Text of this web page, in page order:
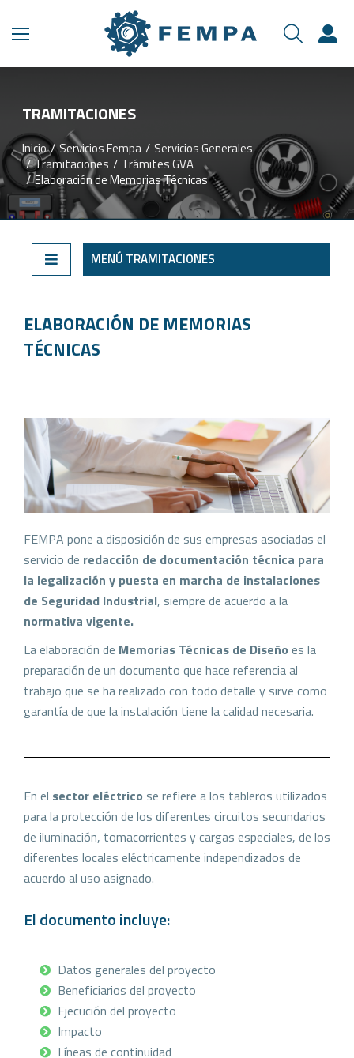
TRAMITACIONES​
Estás aquí:
Inicio Servicios Fempa
Servicios Generales
Tramitaciones
Trámites GVA
Elaboración de Memorias Técnicas
MENÚ TRAMITACIONES
ELABORACIÓN DE MEMORIAS
TÉCNICAS
FEMPA pone a disposición de sus empresas asociadas el
servicio de redacción de documentación técnica para
la legalización y puesta en marcha de instalaciones
de Seguridad Industrial, siempre de acuerdo a la
normativa vigente.
La elaboración de Memorias Técnicas de Diseño es la
preparación de un documento que hace referencia al
trabajo que se ha realizado con todo detalle y sirve como
garantía de que la instalación tiene la calidad necesaria.
En el sector eléctrico se refiere a los tableros utilizados
para la protección de los diferentes circuitos secundarios
de iluminación, tomacorrientes y cargas especiales, de los
diferentes locales eléctricamente independizados de
acuerdo al uso asignado.
El documento incluye:
Datos generales del proyecto
Beneficiarios del proyecto
Ejecución del proyecto
Impacto
Líneas de continuidad